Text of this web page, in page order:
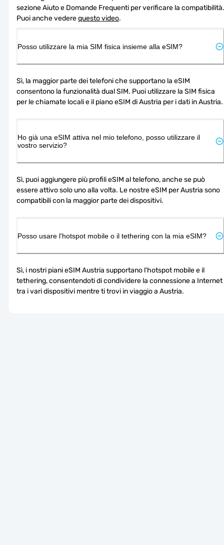
sezione Aiuto e Domande Frequenti per verificare la compatibilità.
Puoi anche vedere questo video.
Posso utilizzare la mia SIM fisica insieme alla eSIM?
Sì, la maggior parte dei telefoni che supportano la eSIM
consentono la funzionalità dual SIM. Puoi utilizzare la SIM fisica
per le chiamate locali e il piano eSIM di Austria per i dati in Austria.
Ho già una eSIM attiva nel mio telefono, posso utilizzare il
vostro servizio?
Sì, puoi aggiungere più profili eSIM al telefono, anche se può
essere attivo solo uno alla volta. Le nostre eSIM per Austria sono
compatibili con la maggior parte dei dispositivi.
Posso usare l'hotspot mobile o il tethering con la mia eSIM?
Sì, i nostri piani eSIM Austria supportano l'hotspot mobile e il
tethering, consentendoti di condividere la connessione a Internet
tra i vari dispositivi mentre ti trovi in viaggio a Austria.